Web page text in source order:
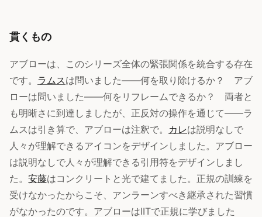
貫くもの
アブローは、このシリーズ全体の緊張関係を統合する存在
です。 ラムスは問いました——何を取り除けるか？ アブ
ローは問いました——何をリフレームできるか？ 両者と
も明晰さに到達しましたが、正反対の操作を通じて——ラ
ムスは引き算で、アブローは注釈で。 カレは説明なしで
人々が理解できるアイコンをデザインしました。アブロー
は説明なしで人々が理解できる引用符をデザインしまし
た。 安藤はコンクリートと光で建てました。正規の訓練を
受けなかったからこそ、アンラーンすべき継承された習慣
がなかったのです。アブローはIITで正規に学びました